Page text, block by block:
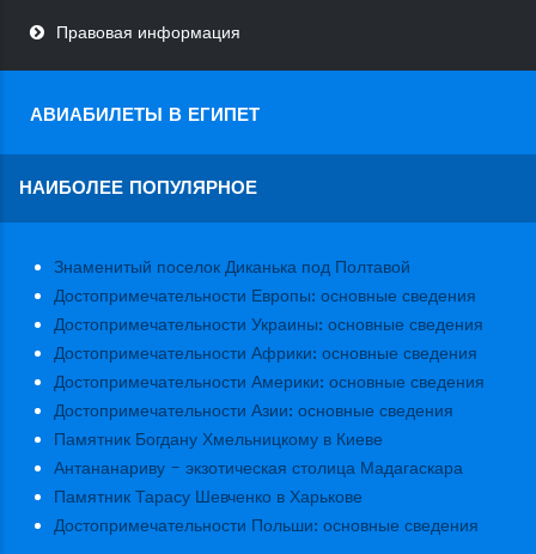
Правовая информация
АВИАБИЛЕТЫ В ЕГИПЕТ
НАИБОЛЕЕ ПОПУЛЯРНОЕ
Знаменитый поселок Диканька под Полтавой
Достопримечательности Европы: основные сведения
Достопримечательности Украины: основные сведения
Достопримечательности Африки: основные сведения
Достопримечательности Америки: основные сведения
Достопримечательности Азии: основные сведения
Памятник Богдану Хмельницкому в Киеве
Антананариву - экзотическая столица Мадагаскара
Памятник Тарасу Шевченко в Харькове
Достопримечательности Польши: основные сведения